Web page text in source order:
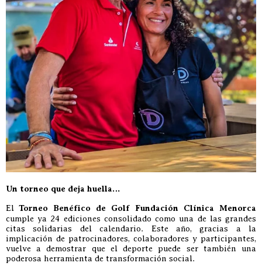
Un torneo que deja huella…
El Torneo Benéfico de Golf Fundación Clínica Menorca
cumple ya 24 ediciones consolidado como una de las grandes
citas solidarias del calendario. Este año, gracias a la
implicación de patrocinadores, colaboradores y participantes,
vuelve a demostrar que el deporte puede ser también una
poderosa herramienta de transformación social.